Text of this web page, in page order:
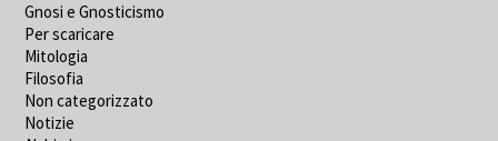
Gnosi e Gnosticismo
Per scaricare
Mitologia
Filosofia
Non categorizzato
Notizie